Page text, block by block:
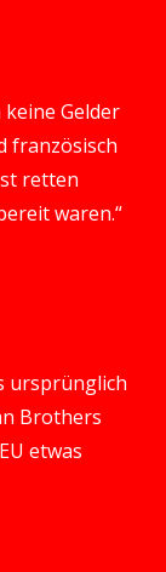
keine Gelder
französisch
retten
waren.“
ursprünglich
Brothers
etwas